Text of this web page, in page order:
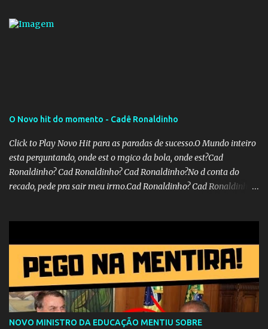
O Novo hit do momento - Cadê Ronaldinho
Click to Play Novo Hit para as paradas de sucesso.O Mundo inteiro
esta perguntando, onde est o mgico da bola, onde est?Cad
Ronaldinho? Cad Ronaldinho? Cad Ronaldinho?No d conta do
recado, pede pra sair meu irmo.Cad Ronaldinho? Cad Ronaldinho?
NOVO MINISTRO DA EDUCAÇÃO MENTIU SOBRE